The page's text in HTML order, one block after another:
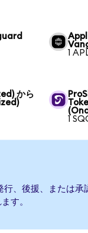
1
から
1
、後援、または
す。